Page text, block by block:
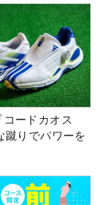
ードカオス
蹴りでパワーを